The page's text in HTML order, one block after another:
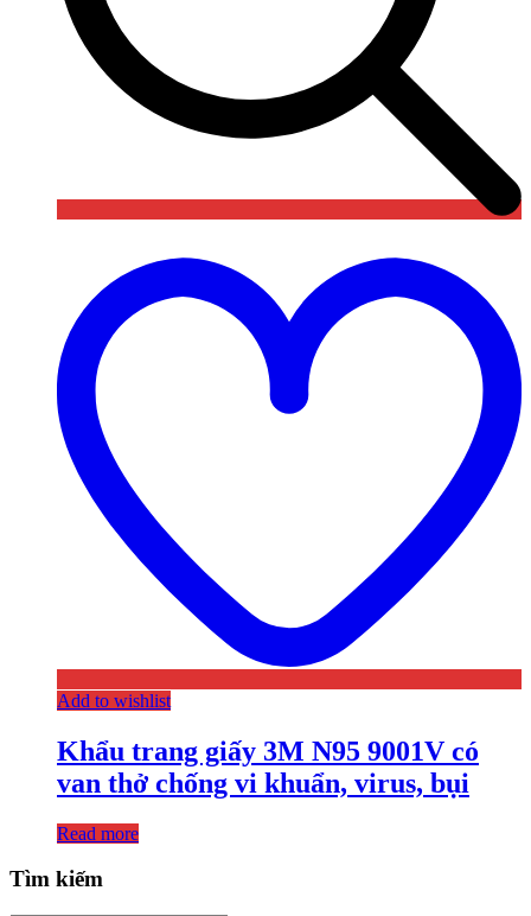
Add to wishlist
Khẩu trang giấy 3M N95 9001V có
van thở chống vi khuẩn, virus, bụi
Read more
Tìm kiếm